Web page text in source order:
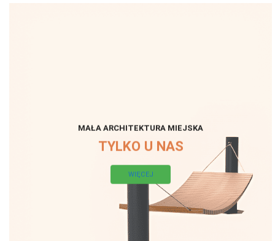
MAŁA ARCHITEKTURA MIEJSKA
TYLKO U NAS
WIĘCEJ